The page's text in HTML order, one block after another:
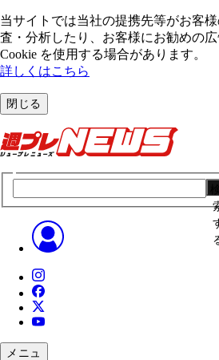
当サイトでは当社の提携先等がお客
査・分析したり、お客様にお勧めの
Cookie を使⽤する場合があります。
詳しくはこちら
閉じる
メニュ